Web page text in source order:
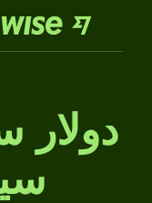
دولار